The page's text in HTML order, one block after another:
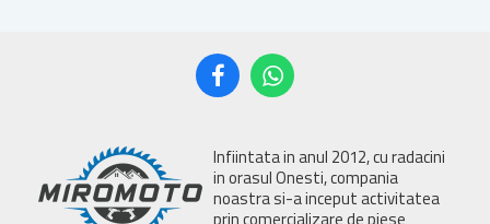
Infiintata in anul 2012, cu radacini
in orasul Onesti, compania
noastra si-a inceput activitatea
prin comercializare de piese